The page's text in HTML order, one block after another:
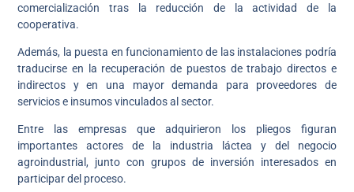
comercialización tras la reducción de la actividad de la
cooperativa.
Además, la puesta en funcionamiento de las instalaciones podría
traducirse en la recuperación de puestos de trabajo directos e
indirectos y en una mayor demanda para proveedores de
servicios e insumos vinculados al sector.
Entre las empresas que adquirieron los pliegos figuran
importantes actores de la industria láctea y del negocio
agroindustrial, junto con grupos de inversión interesados en
participar del proceso.